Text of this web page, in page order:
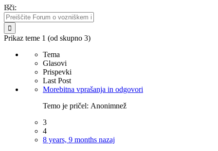
Išči:
Prikaz teme 1 (od skupno 3)
Tema
Glasovi
Prispevki
Last Post
Morebitna vprašanja in odgovori
Temo je pričel: Anonimnež
3
4
8 years, 9 months nazaj